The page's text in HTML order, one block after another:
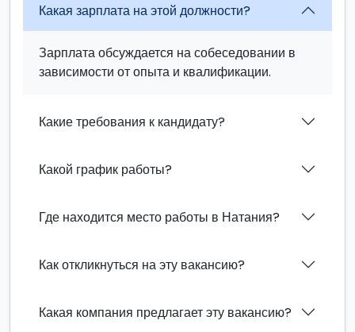
Какая зарплата на этой должности?
Зарплата обсуждается на собеседовании в
зависимости от опыта и квалификации.
Какие требования к кандидату?
Какой график работы?
Где находится место работы в Натания?
Как откликнуться на эту вакансию?
Какая компания предлагает эту вакансию?